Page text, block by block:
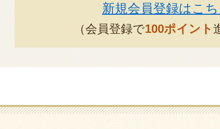
新規会員登録はこ
（会員登録で100ポイント